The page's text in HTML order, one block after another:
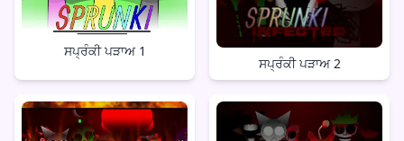
ਸਪ੍ਰੰਕੀ ਪੜਾਅ 1
ਸਪ੍ਰੰਕੀ ਪੜਾਅ 2